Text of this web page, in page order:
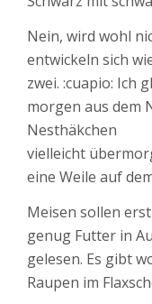
Nein, wird wohl
entwickeln sich
zwei. :cuapio: Ich
morgen aus dem
Nesthäkchen
vielleicht
eine Weile auf
Meisen sollen
genug Futter in
gelesen. Es gibt
Raupen im